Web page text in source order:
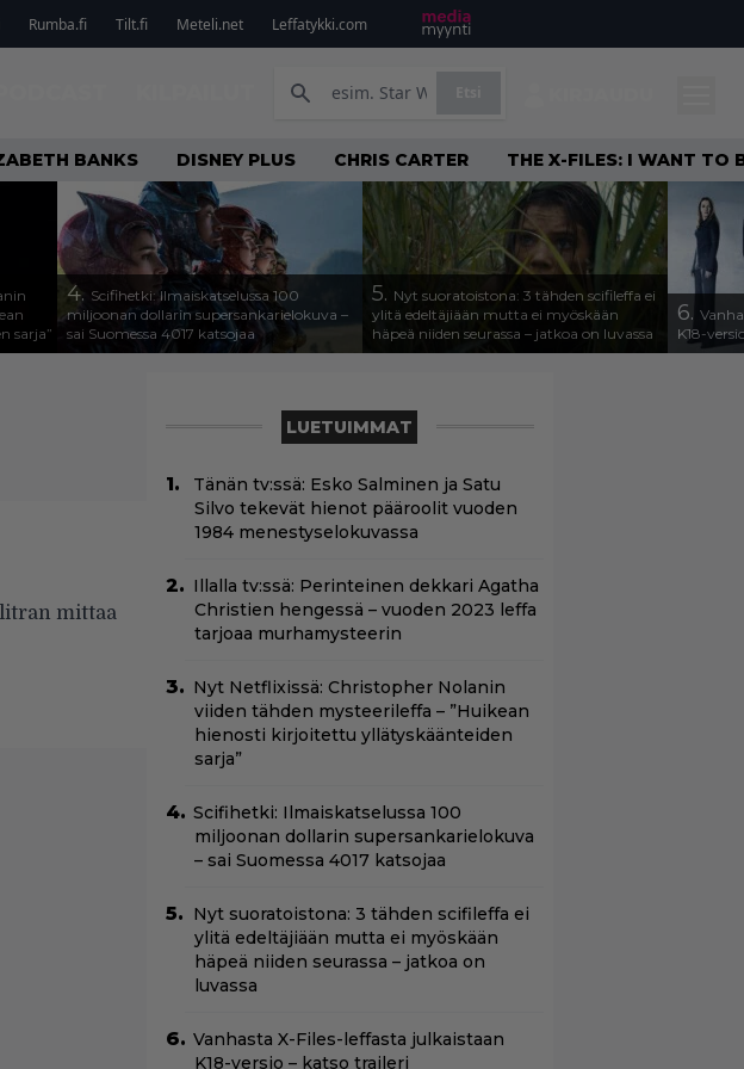
Rumba.fi Tilt.fi Meteli.net Leffatykki.com
BANKS DISNEY PLUS CHRIS CARTER THE X-FILES: I WANT TO
sarja”
4. Scifihetki: Ilmaiskatselussa 100
miljoonan dollarin supersankarielokuva –
sai Suomessa 4017 katsojaa
5. Nyt suoratoistona: 3 tähden scifileffa ei
ylitä edeltäjiään mutta ei myöskään
häpeä niiden seurassa – jatkoa on luvassa
6.
K18-
mittaa
LUETUIMMAT
Tänän tv:ssä: Esko Salminen ja Satu
Silvo tekevät hienot pääroolit vuoden
1984 menestyselokuvassa
Illalla tv:ssä: Perinteinen dekkari Agatha
Christien hengessä – vuoden 2023 leffa
tarjoaa murhamysteerin
Nyt Netflixissä: Christopher Nolanin
viiden tähden mysteerileffa – ”Huikean
hienosti kirjoitettu yllätyskäänteiden
sarja”
Scifihetki: Ilmaiskatselussa 100
miljoonan dollarin supersankarielokuva
– sai Suomessa 4017 katsojaa
Nyt suoratoistona: 3 tähden scifileffa ei
ylitä edeltäjiään mutta ei myöskään
häpeä niiden seurassa – jatkoa on
luvassa
Vanhasta X-Files-leffasta julkaistaan
K18-versio – katso traileri